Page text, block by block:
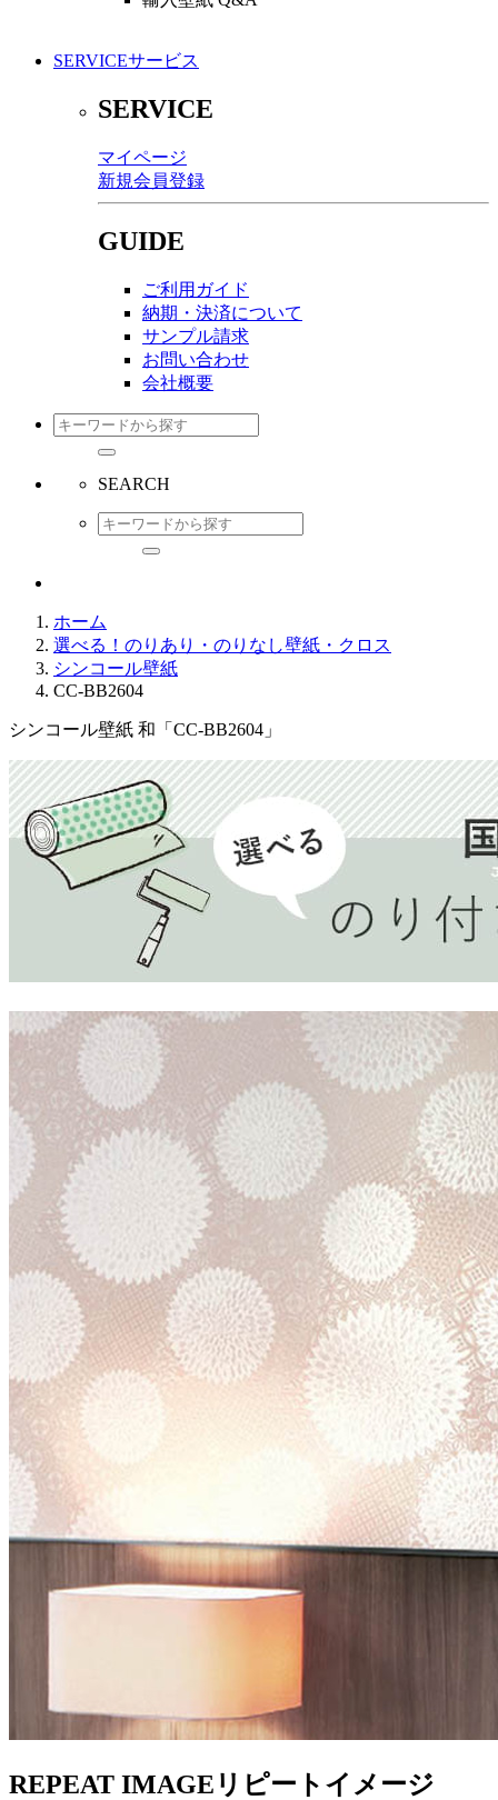
SERVICEサービス
SERVICE
マイページ
新規会員登録
GUIDE
ご利用ガイド
納期・決済について
サンプル請求
お問い合わせ
会社概要
SEARCH
ホーム
選べる！のりあり・のりなし壁紙・クロス
シンコール壁紙
CC-BB2604
シンコール壁紙 和「CC-BB2604」
REPEAT IMAGE リピートイメージ